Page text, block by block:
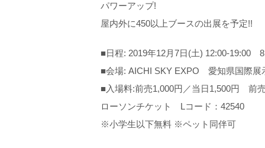
パワーアップ!
屋内外に450以上ブースの出展を予定!!
■日程: 2019年12月7日(土) 12:00-19:00
■会場: AICHI SKY EXPO 愛知県国際展
■入場料:前売1,000円／当日1,500円 前
ローソンチケット Lコード：42540
※小学生以下無料 ※ペット同伴可